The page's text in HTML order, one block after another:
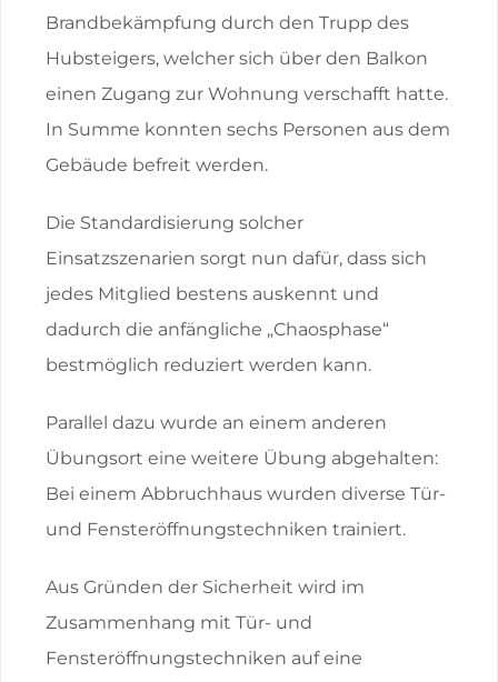
Brandbekämpfung durch den Trupp des
Hubsteigers, welcher sich über den Balkon
einen Zugang zur Wohnung verschafft hatte.
In Summe konnten sechs Personen aus dem
Gebäude befreit werden.
Die Standardisierung solcher
Einsatzszenarien sorgt nun dafür, dass sich
jedes Mitglied bestens auskennt und
dadurch die anfängliche „Chaosphase“
bestmöglich reduziert werden kann.
Parallel dazu wurde an einem anderen
Übungsort eine weitere Übung abgehalten:
Bei einem Abbruchhaus wurden diverse Tür-
und Fensteröffnungstechniken trainiert.
Aus Gründen der Sicherheit wird im
Zusammenhang mit Tür- und
Fensteröffnungstechniken auf eine